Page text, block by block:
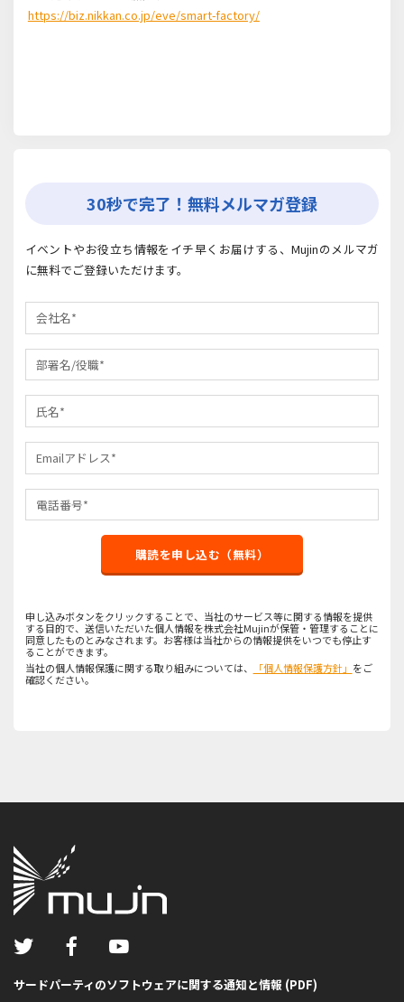
https://biz.nikkan.co.jp/eve/smart-factory/
30秒で完了！無料メルマガ登録
イベントやお役立ち情報をイチ早くお届けする、Mujinのメルマガ
に無料でご登録いただけます。
購読を申し込む（無料）
申し込みボタンをクリックすることで、当社のサービス等に関する情報を提供
する目的で、送信いただいた個人情報を株式会社Mujinが保管・管理することに
同意したものとみなされます。お客様は当社からの情報提供をいつでも停止す
ることができます。
当社の個人情報保護に関する取り組みについては、
「個人情報保護方針」 をご
確認ください。
サードパーティのソフトウェアに関する通知と情報 (PDF)